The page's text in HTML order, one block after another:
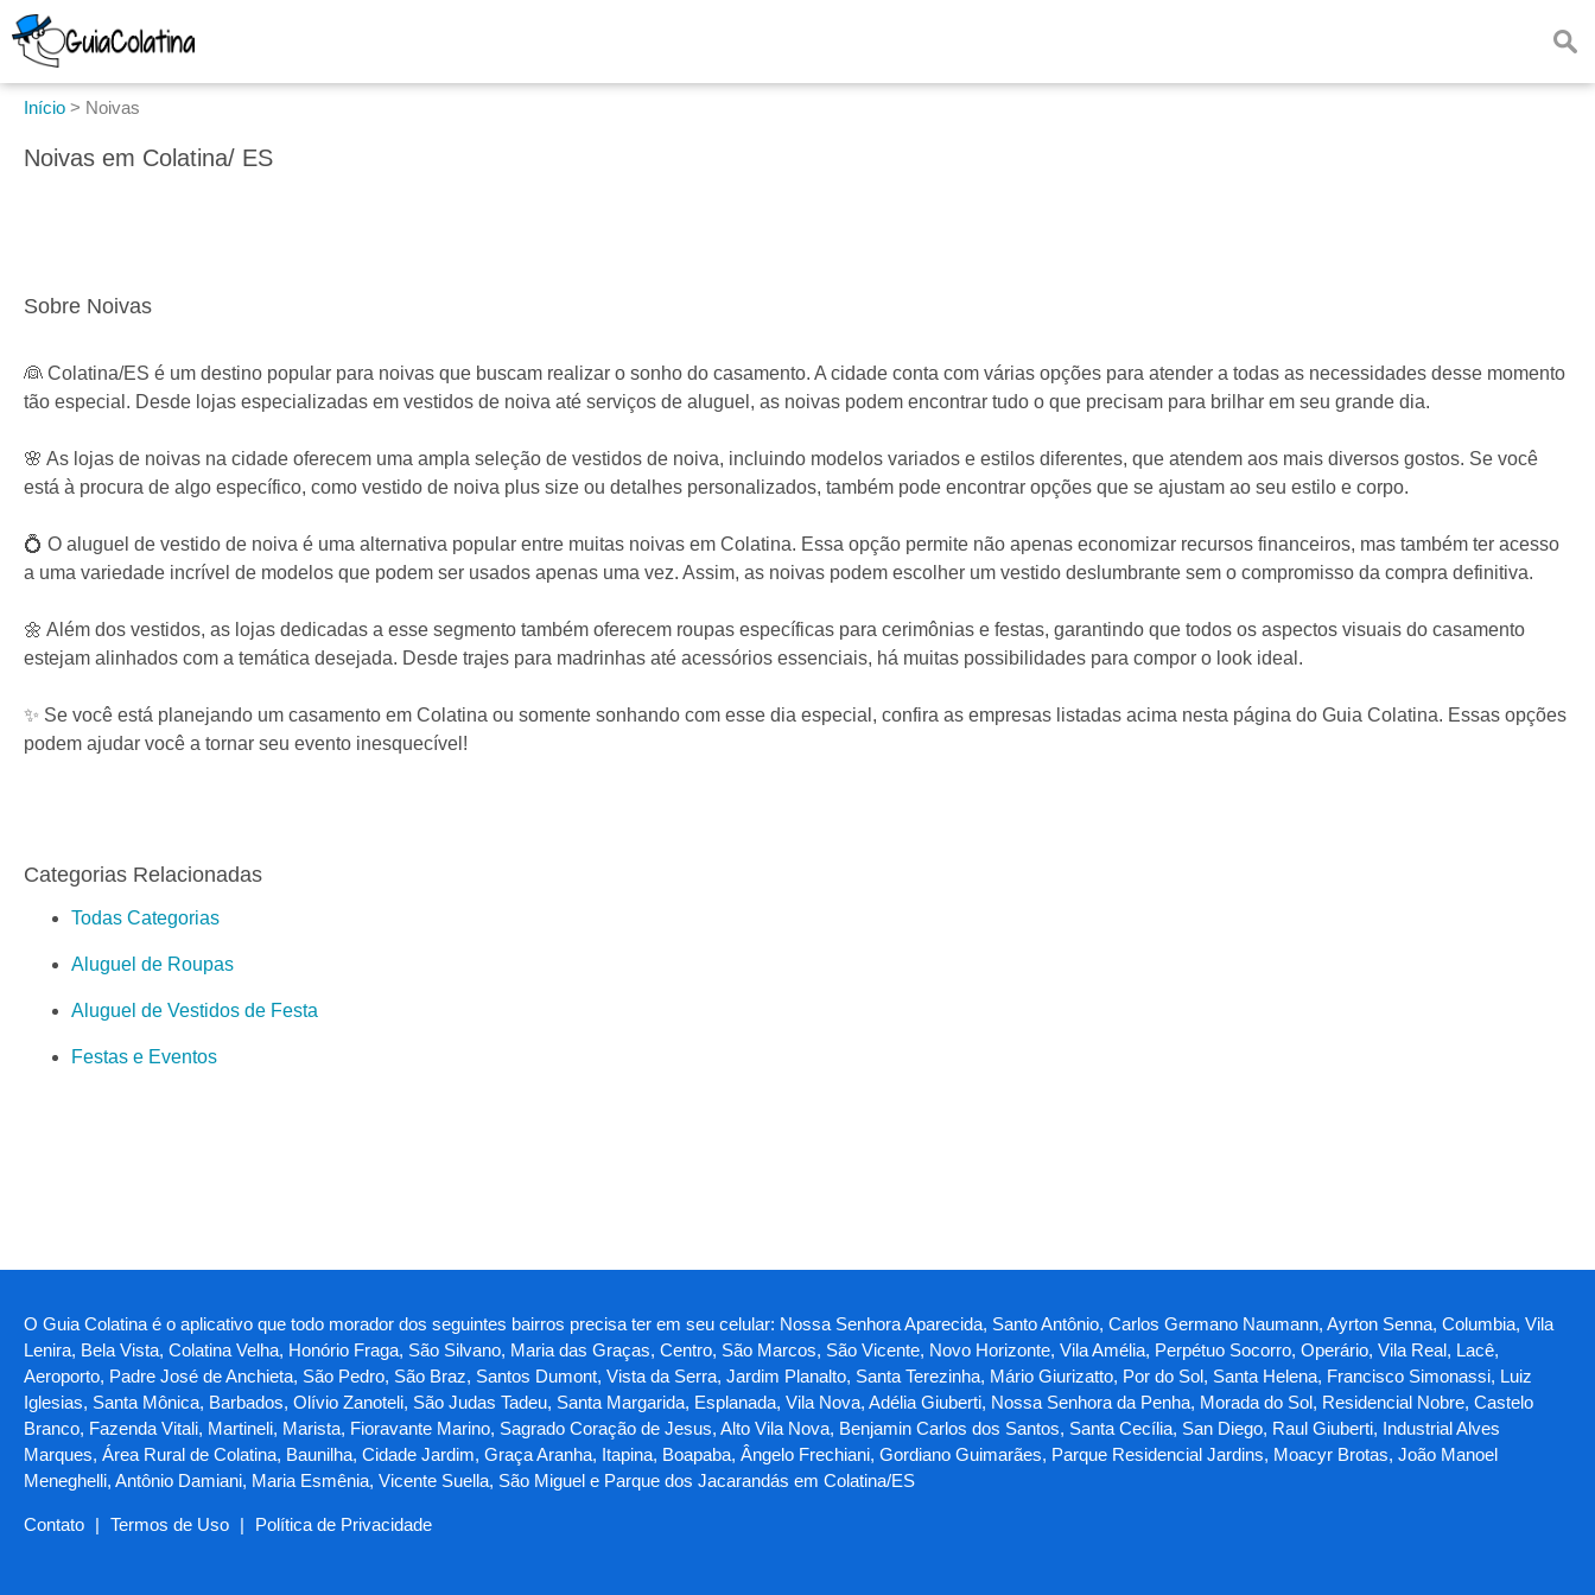
Início > Noivas
Noivas em Colatina/ ES
Sobre Noivas
👰 Colatina/ES é um destino popular para noivas que buscam realizar o sonho do casamento. A cidade conta com várias opções para atender a todas as necessidades desse momento
tão especial. Desde lojas especializadas em vestidos de noiva até serviços de aluguel, as noivas podem encontrar tudo o que precisam para brilhar em seu grande dia.
🌸 As lojas de noivas na cidade oferecem uma ampla seleção de vestidos de noiva, incluindo modelos variados e estilos diferentes, que atendem aos mais diversos gostos. Se você
está à procura de algo específico, como vestido de noiva plus size ou detalhes personalizados, também pode encontrar opções que se ajustam ao seu estilo e corpo.
💍 O aluguel de vestido de noiva é uma alternativa popular entre muitas noivas em Colatina. Essa opção permite não apenas economizar recursos financeiros, mas também ter acesso
a uma variedade incrível de modelos que podem ser usados apenas uma vez. Assim, as noivas podem escolher um vestido deslumbrante sem o compromisso da compra definitiva.
🌼 Além dos vestidos, as lojas dedicadas a esse segmento também oferecem roupas específicas para cerimônias e festas, garantindo que todos os aspectos visuais do casamento
estejam alinhados com a temática desejada. Desde trajes para madrinhas até acessórios essenciais, há muitas possibilidades para compor o look ideal.
✨ Se você está planejando um casamento em Colatina ou somente sonhando com esse dia especial, confira as empresas listadas acima nesta página do Guia Colatina. Essas opções
podem ajudar você a tornar seu evento inesquecível!
Categorias Relacionadas
Todas Categorias
Aluguel de Roupas
Aluguel de Vestidos de Festa
Festas e Eventos
O Guia Colatina é o aplicativo que todo morador dos seguintes bairros precisa ter em seu celular: Nossa Senhora Aparecida, Santo Antônio, Carlos Germano Naumann, Ayrton Senna, Columbia, Vila
Lenira, Bela Vista, Colatina Velha, Honório Fraga, São Silvano, Maria das Graças, Centro, São Marcos, São Vicente, Novo Horizonte, Vila Amélia, Perpétuo Socorro, Operário, Vila Real, Lacê,
Aeroporto, Padre José de Anchieta, São Pedro, São Braz, Santos Dumont, Vista da Serra, Jardim Planalto, Santa Terezinha, Mário Giurizatto, Por do Sol, Santa Helena, Francisco Simonassi, Luiz
Iglesias, Santa Mônica, Barbados, Olívio Zanoteli, São Judas Tadeu, Santa Margarida, Esplanada, Vila Nova, Adélia Giuberti, Nossa Senhora da Penha, Morada do Sol, Residencial Nobre, Castelo
Branco, Fazenda Vitali, Martineli, Marista, Fioravante Marino, Sagrado Coração de Jesus, Alto Vila Nova, Benjamin Carlos dos Santos, Santa Cecília, San Diego, Raul Giuberti, Industrial Alves
Marques, Área Rural de Colatina, Baunilha, Cidade Jardim, Graça Aranha, Itapina, Boapaba, Ângelo Frechiani, Gordiano Guimarães, Parque Residencial Jardins, Moacyr Brotas, João Manoel
Meneghelli, Antônio Damiani, Maria Esmênia, Vicente Suella, São Miguel e Parque dos Jacarandás em Colatina/ES
Contato | Termos de Uso | Política de Privacidade